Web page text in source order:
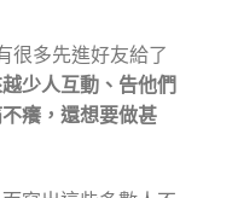
很多先進好友給了
少人互動、告他們
癢，還想要做甚